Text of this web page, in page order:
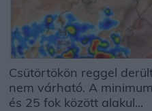
Csütörtökön reggel
nem várható. A
és 25 fok között alakul...